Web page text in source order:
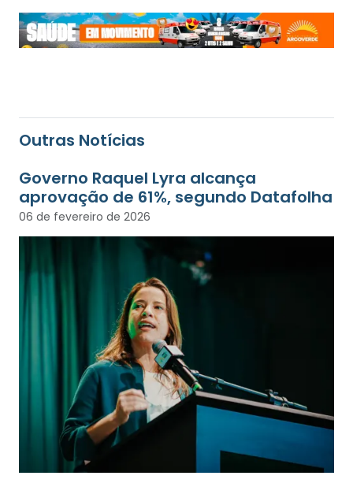
Outras Notícias
Governo Raquel Lyra alcança
aprovação de 61%, segundo Datafolha
06 de fevereiro de 2026